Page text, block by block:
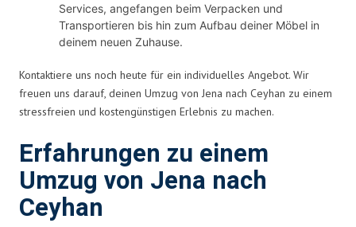
Services, angefangen beim Verpacken und
Transportieren bis hin zum Aufbau deiner Möbel in
deinem neuen Zuhause.
Kontaktiere uns noch heute für ein individuelles Angebot. Wir
freuen uns darauf, deinen Umzug von Jena nach Ceyhan zu einem
stressfreien und kostengünstigen Erlebnis zu machen.
Erfahrungen zu einem
Umzug von Jena nach
Ceyhan